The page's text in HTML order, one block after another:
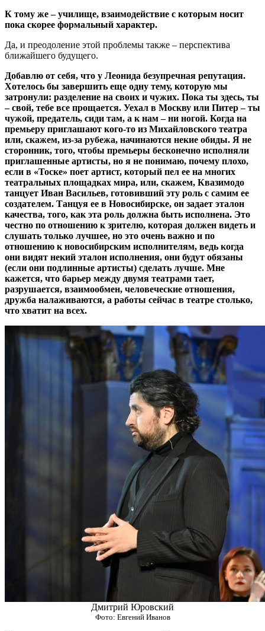
К тому же – училище, взаимодействие с которым носит
пока скорее формальный характер.
Да, и преодоление этой проблемы также – перспектива
ближайшего будущего.
Добавлю от себя, что у Леонида безупречная репутация.
Хотелось бы завершить еще одну тему, которую мы
затронули: разделение на своих и чужих. Пока ты здесь, ты
– свой, тебе все прощается. Уехал в Москву или Питер – ты
чужой, предатель, сиди там, а к нам – ни ногой. Когда на
премьеру приглашают кого-то из Михайловского театра
или, скажем, из-за рубежа, начинаются некие обиды. Я не
сторонник, того, чтобы премьеры бесконечно исполняли
приглашенные артисты, но я не понимаю, почему плохо,
если в «Тоске» поет артист, который пел ее на многих
театральных площадках мира, или, скажем, Квазимодо
танцует Иван Васильев, готовивший эту роль с самим ее
создателем. Танцуя ее в Новосибирске, он задает эталон
качества, того, как эта роль должна быть исполнена. Это
честно по отношению к зрителю, которая должен видеть и
слушать только лучшее, но это очень важно и по
отношению к новосибирским исполнителям, ведь когда
они видят некий эталон исполнения, они будут обязаны
(если они подлинные артисты) сделать лучше. Мне
кажется, что барьер между двумя театрами тает,
разрушается, взаимообмен, человеческие отношения,
дружба налаживаются, а работы сейчас в театре столько,
что хватит на всех.
Дмитрий Юровский
Фото: Евгений Иванов